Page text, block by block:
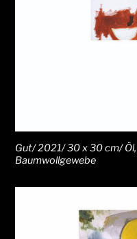
Gut/ 2021/ 30 x 30 cm/
Baumwollgewebe